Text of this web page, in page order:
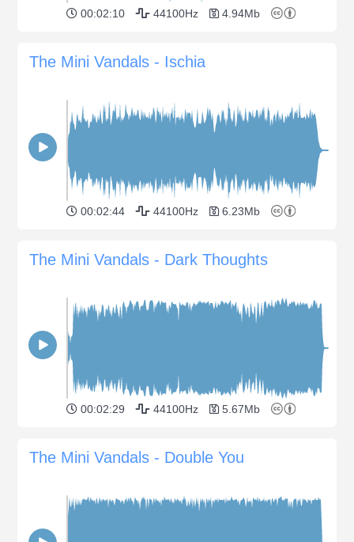
00:02:10 44100Hz 4.94Mb
The Mini Vandals - Ischia
00:02:44 44100Hz 6.23Mb
The Mini Vandals - Dark Thoughts
00:02:29 44100Hz 5.67Mb
The Mini Vandals - Double You